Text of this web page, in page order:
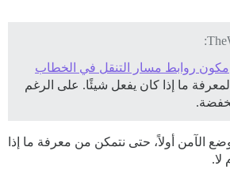
مكون روابط مسار التنقل في الخطاب
ما إذا كان يفعل شيئًا. على الرغم
الآمن أولاً، حتى نتمكن من معرفة ما إذا